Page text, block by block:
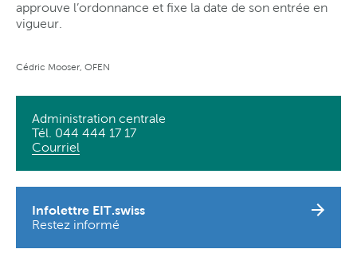
approuve l’ordonnance et fixe la date de son entrée en
vigueur.
Cédric Mooser, OFEN
Administration centrale
Tél. 044 444 17 17
Courriel
Infolettre EIT.swiss
Restez informé